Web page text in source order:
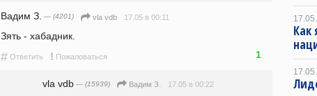
Вадим З. — (4201) vla vdb 17.05 в 00:11
Зять - хабадник.
# Ответить ! Пожаловаться 1
vla vdb — (15939) Вадим З. 17.05 в 00:22
Как